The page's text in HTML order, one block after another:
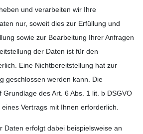
und verarbeiten wir Ihre
nur, soweit dies zur Erfüllung und
sowie zur Bearbeitung Ihrer Anfragen
der Daten ist für den
Eine Nichtbereitstellung hat zur
geschlossen werden kann. Die
des Art. 6 Abs. 1 lit. b DSGVO
Vertrags mit Ihnen erforderlich.
Daten erfolgt dabei beispielsweise an